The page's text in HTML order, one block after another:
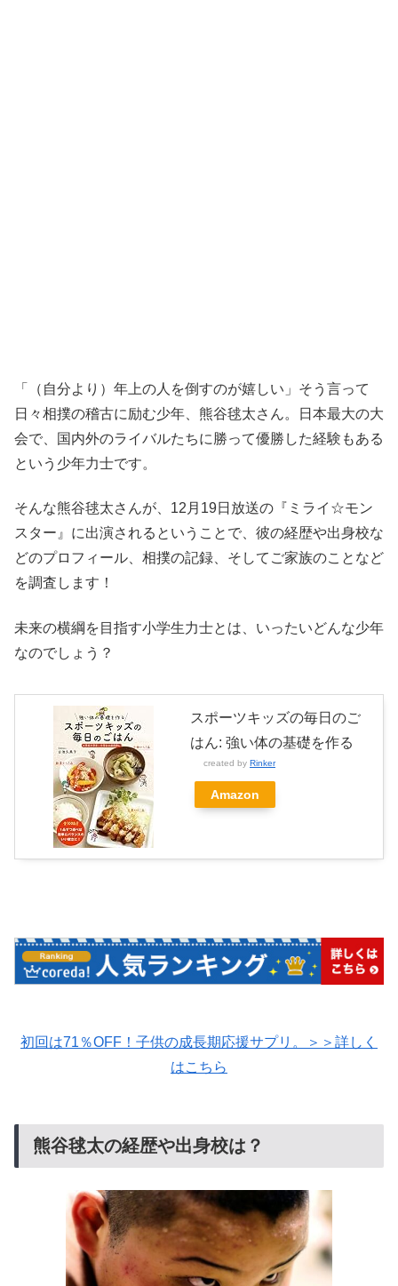
「（自分より）年上の人を倒すのが嬉しい」そう言って
日々相撲の稽古に励む少年、熊谷毬太さん。日本最大の大
会で、国内外のライバルたちに勝って優勝した経験もある
という少年力士です。
そんな熊谷毬太さんが、12月19日放送の『ミライ☆モン
スター』に出演されるということで、彼の経歴や出身校な
どのプロフィール、相撲の記録、そしてご家族のことなど
を調査します！
未来の横綱を目指す小学生力士とは、いったいどんな少年
なのでしょう？
スポーツキッズの毎日のご
はん: 強い体の基礎を作る
created by Rinker
Amazon
初回は71％OFF！子供の成長期応援サプリ。＞＞詳しく
はこちら
熊谷毬太の経歴や出身校は？